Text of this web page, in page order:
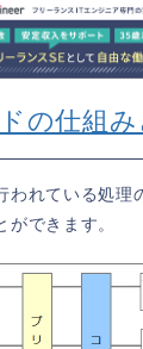
の仕組
われている処理
できます。